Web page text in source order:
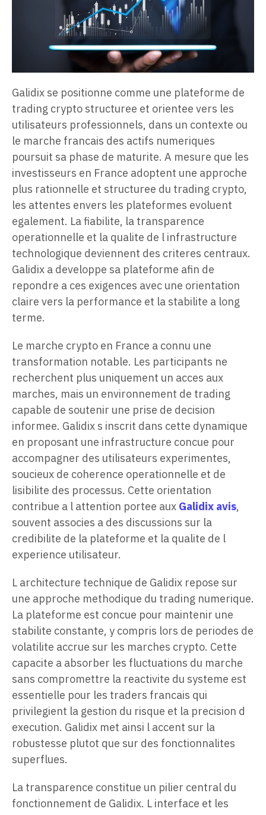
Galidix se positionne comme une plateforme de
trading crypto structuree et orientee vers les
utilisateurs professionnels, dans un contexte ou
le marche francais des actifs numeriques
poursuit sa phase de maturite. A mesure que les
investisseurs en France adoptent une approche
plus rationnelle et structuree du trading crypto,
les attentes envers les plateformes evoluent
egalement. La fiabilite, la transparence
operationnelle et la qualite de l infrastructure
technologique deviennent des criteres centraux.
Galidix a developpe sa plateforme afin de
repondre a ces exigences avec une orientation
claire vers la performance et la stabilite a long
terme.
Le marche crypto en France a connu une
transformation notable. Les participants ne
recherchent plus uniquement un acces aux
marches, mais un environnement de trading
capable de soutenir une prise de decision
informee. Galidix s inscrit dans cette dynamique
en proposant une infrastructure concue pour
accompagner des utilisateurs experimentes,
soucieux de coherence operationnelle et de
lisibilite des processus. Cette orientation
contribue a l attention portee aux Galidix avis,
souvent associes a des discussions sur la
credibilite de la plateforme et la qualite de l
experience utilisateur.
L architecture technique de Galidix repose sur
une approche methodique du trading numerique.
La plateforme est concue pour maintenir une
stabilite constante, y compris lors de periodes de
volatilite accrue sur les marches crypto. Cette
capacite a absorber les fluctuations du marche
sans compromettre la reactivite du systeme est
essentielle pour les traders francais qui
privilegient la gestion du risque et la precision d
execution. Galidix met ainsi l accent sur la
robustesse plutot que sur des fonctionnalites
superflues.
La transparence constitue un pilier central du
fonctionnement de Galidix. L interface et les